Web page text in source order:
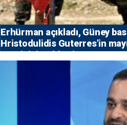
Erhürman açıkladı, Güney
Hristodulidis Guterres’in
önerisini reddetti